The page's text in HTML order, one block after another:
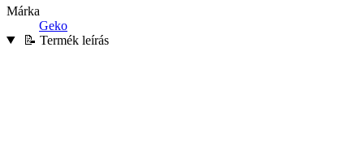
Márka
Geko
📝 Termék leírás